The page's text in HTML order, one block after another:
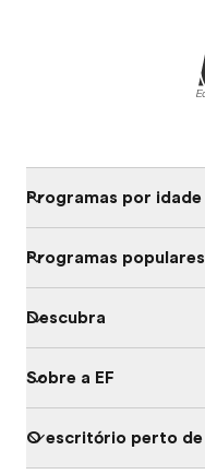
Programas por idade
Programas populares
Descubra
Sobre a EF
O escritório perto de